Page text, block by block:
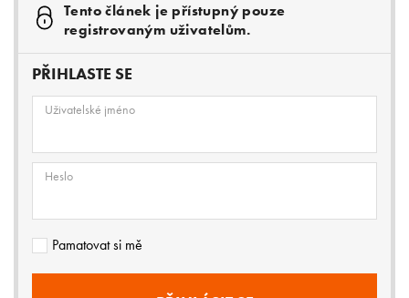
Tento článek je přístupný pouze
registrovaným uživatelům.
PŘIHLASTE SE
Uživatelské jméno
Heslo
Pamatovat si mě